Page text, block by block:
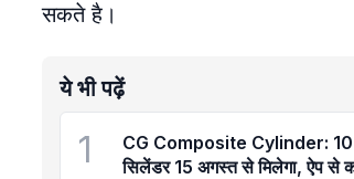
सकते है।
ये भी पढ़ें
1
CG Composite Cylinder: 10
सिलेंडर 15 अगस्त से मिलेगा, ऐप से